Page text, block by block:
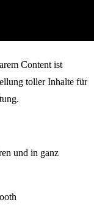
Content ist
toller Inhalte für
und in ganz